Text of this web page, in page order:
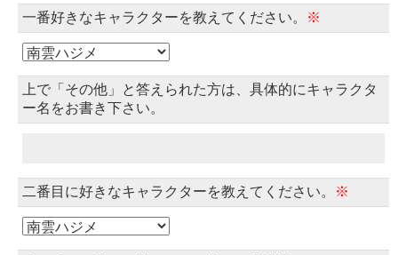
一番好きなキャラクターを教えてください。 ※
上で「その他」と答えられた方は、具体的にキャラクタ
ー名をお書き下さい。
二番目に好きなキャラクターを教えてください。 ※